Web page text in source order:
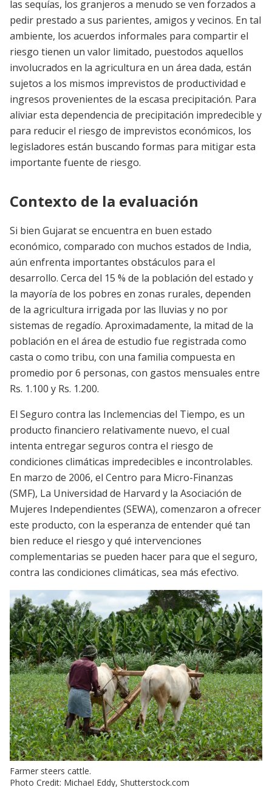
las sequías, los granjeros a menudo se ven forzados a
pedir prestado a sus parientes, amigos y vecinos. En tal
ambiente, los acuerdos informales para compartir el
riesgo tienen un valor limitado, puestodos aquellos
involucrados en la agricultura en un área dada, están
sujetos a los mismos imprevistos de productividad e
ingresos provenientes de la escasa precipitación. Para
aliviar esta dependencia de precipitación impredecible y
para reducir el riesgo de imprevistos económicos, los
legisladores están buscando formas para mitigar esta
importante fuente de riesgo.
Contexto de la evaluación
Si bien Gujarat se encuentra en buen estado
económico, comparado con muchos estados de India,
aún enfrenta importantes obstáculos para el
desarrollo. Cerca del 15 % de la población del estado y
la mayoría de los pobres en zonas rurales, dependen
de la agricultura irrigada por las lluvias y no por
sistemas de regadío. Aproximadamente, la mitad de la
población en el área de estudio fue registrada como
casta o como tribu, con una familia compuesta en
promedio por 6 personas, con gastos mensuales entre
Rs. 1.100 y Rs. 1.200.
El Seguro contra las Inclemencias del Tiempo, es un
producto financiero relativamente nuevo, el cual
intenta entregar seguros contra el riesgo de
condiciones climáticas impredecibles e incontrolables.
En marzo de 2006, el Centro para Micro-Finanzas
(SMF), La Universidad de Harvard y la Asociación de
Mujeres Independientes (SEWA), comenzaron a ofrecer
este producto, con la esperanza de entender qué tan
bien reduce el riesgo y qué intervenciones
complementarias se pueden hacer para que el seguro,
contra las condiciones climáticas, sea más efectivo.
Farmer steers cattle.
Photo Credit: Michael Eddy, Shutterstock.com